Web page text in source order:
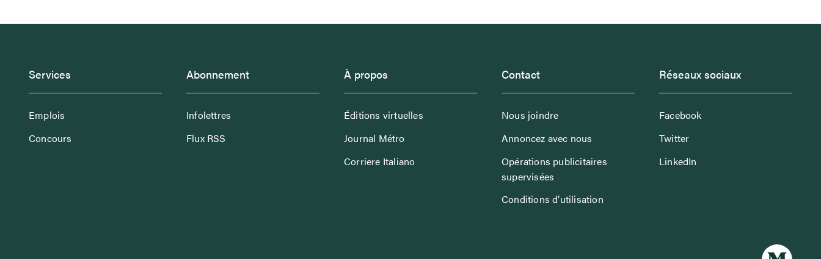
Services
Emplois
Concours
Abonnement
Infolettres
Flux RSS
À propos
Éditions virtuelles
Journal Métro
Corriere Italiano
Contact
Nous joindre
Annoncez avec nous
Opérations publicitaires
supervisées
Conditions d’utilisation
Réseaux sociaux
Facebook
Twitter
LinkedIn